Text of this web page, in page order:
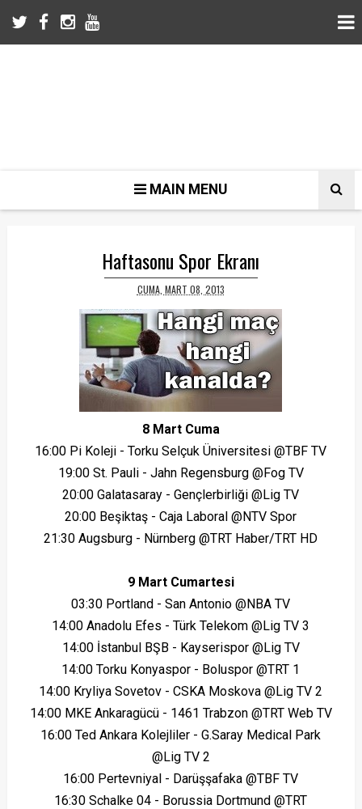
MAIN MENU
Haftasonu Spor Ekranı
CUMA, MART 08, 2013
8 Mart Cuma
16:00 Pi Koleji - Torku Selçuk Üniversitesi @TBF TV
19:00 St. Pauli - Jahn Regensburg @Fog TV
20:00 Galatasaray - Gençlerbirliği @Lig TV
20:00 Beşiktaş - Caja Laboral @NTV Spor
21:30 Augsburg - Nürnberg @TRT Haber/TRT HD
9 Mart Cumartesi
03:30 Portland - San Antonio @NBA TV
14:00 Anadolu Efes - Türk Telekom @Lig TV 3
14:00 İstanbul BŞB - Kayserispor @Lig TV
14:00 Torku Konyaspor - Boluspor @TRT 1
14:00 Kryliya Sovetov - CSKA Moskova @Lig TV 2
14:00 MKE Ankaragücü - 1461 Trabzon @TRT Web TV
16:00 Ted Ankara Kolejliler - G.Saray Medical Park
@Lig TV 2
16:00 Pertevniyal - Darüşşafaka @TBF TV
16:30 Schalke 04 - Borussia Dortmund @TRT